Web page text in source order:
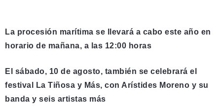
La procesión marítima se llevará a cabo este año en
horario de mañana, a las 12:00 horas
El sábado, 10 de agosto, también se celebrará el
festival La Tiñosa y Más, con Arístides Moreno y su
banda y seis artistas más